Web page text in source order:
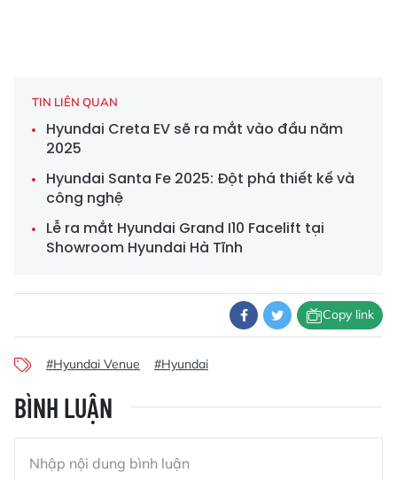
TIN LIÊN QUAN
Hyundai Creta EV sẽ ra mắt vào đầu năm
2025
Hyundai Santa Fe 2025: Đột phá thiết kế và
công nghệ
Lễ ra mắt Hyundai Grand I10 Facelift tại
Showroom Hyundai Hà Tĩnh
Copy link
#Hyundai Venue #Hyundai
BÌNH LUẬN